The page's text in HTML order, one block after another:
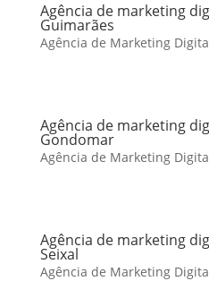
Agência de marketing
Guimarães
Agência de Marketing
Agência de marketing
Gondomar
Agência de Marketing
Agência de marketing
Seixal
Agência de Marketing